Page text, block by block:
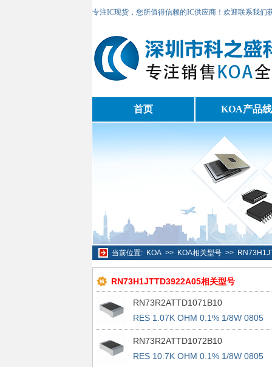
专注IC现货，您所值得信赖的IC供应商！欢迎联系我们
首页 KOA产品线
当前位置: KOA>> KOA相关型号>>
RN73H1JTTD3922A05相关型号
RN73R2ATTD1071B10
RES 1.07K OHM 0.1% 1/8W 0805
RN73R2ATTD1072B10
RES 10.7K OHM 0.1% 1/8W 0805